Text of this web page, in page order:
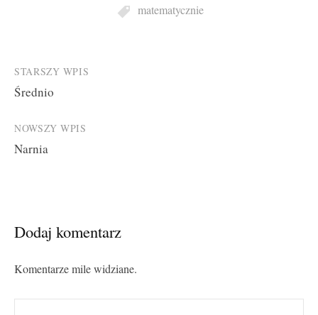
matematycznie
Post
navigation
STARSZY WPIS
Średnio
NOWSZY WPIS
Narnia
Dodaj komentarz
Komentarze mile widziane.